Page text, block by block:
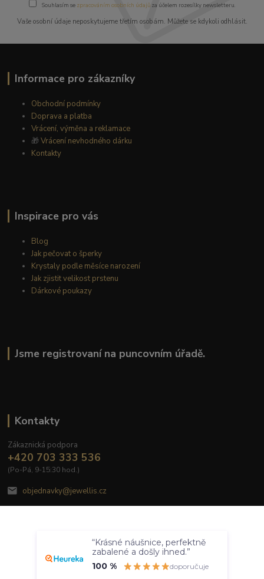
Souhlasím se zpracováním osobních údajůza účelem rozesílky newsletteru.
Vaše osobní údaje neposkytujeme třetím osobám. Můžete se kdykoli odhlásit.
Informace pro zákazníky
Obchodní podmínky
Doprava a platba
Vrácení, výměna a reklamace
🎁Vrácení nevhodného dárku
Kontakty
Inspirace pro vás
Blog
Jak pečovat o šperky
Krystaly podle měsíce narození
Jak zjistit velikost prstenu
Dárkové poukazy
Jsme registrovaní na puncovním úřadě.
Kontakty
Zákaznická podpora
+420 703 333 536
(Po-Pá, 9-15:30 hod.)
objednavky@jewellis.cz
Nastavení Souhlasím
“Krásné náušnice, perfektně
zabalené a došly ihned.”
100 %
doporučuje